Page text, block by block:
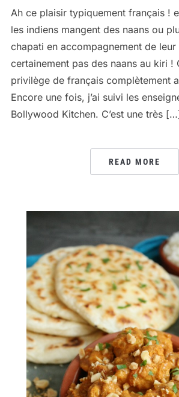
Ah ce plaisir typiquement français !
les indiens mangent des naans ou
chapati en accompagnement de leur
certainement pas des naans au kiri !
privilège de français complètement
Encore une fois, j’ai suivi les
Bollywood Kitchen. C’est une très
READ MORE